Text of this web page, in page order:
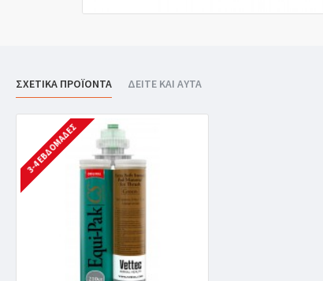
ΣΧΕΤΙΚΑ ΠΡΟΪΟΝΤΑ ΔΕΙΤΕ ΚΑΙ ΑΥΤΑ
3-4 ΕΒΔΟΜΆΔΕΣ